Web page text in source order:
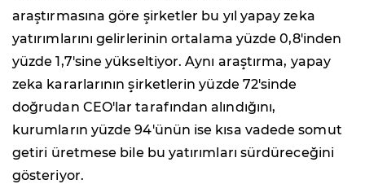
araştırmasına göre şirketler bu yıl yapay zeka
yatırımlarını gelirlerinin ortalama yüzde 0,8'inden
yüzde 1,7'sine yükseltiyor. Aynı araştırma, yapay
zeka kararlarının şirketlerin yüzde 72'sinde
doğrudan CEO'lar tarafından alındığını,
kurumların yüzde 94'ünün ise kısa vadede somut
getiri üretmese bile bu yatırımları sürdüreceğini
gösteriyor.